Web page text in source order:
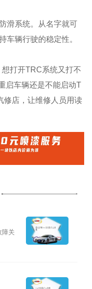
滑系统。从名字就可
车辆行驶的稳定性。
打开TRC系统又打不
启车辆还是不能启动T
修店，让维修人员用读
障关